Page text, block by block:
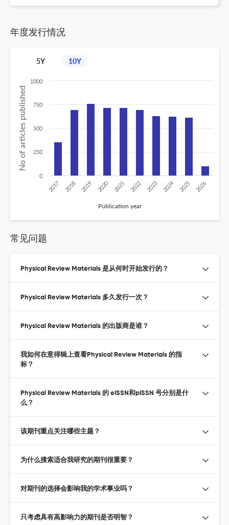
年度发行情况
5Y 10Y
No of articles published
Publication year
2017 2018 2019 2020 2021 2022 2023 2024 2025 2026
0
250
500
750
1000
常见问题
Physical Review Materials 是从何时开始发行的？
Physical Review Materials 多久发行一次？
Physical Review Materials 的出版商是谁？
我如何在意得辑上查看Physical Review Materials 的指
标？
Physical Review Materials 的 eISSN和pISSN 号分别是什
么？
该期刊重点关注哪些主题？
为什么搜索适合我研究的期刊很重要？
对期刊的选择会影响我的学术事业吗？
只考虑具有高影响力的期刊是否明智？